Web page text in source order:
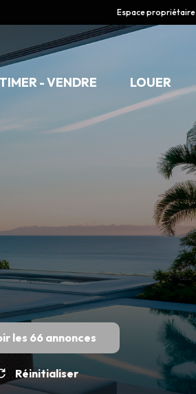
Espace propriétaire
- VENDRE LOUER
les 66annonces
Réinitialiser